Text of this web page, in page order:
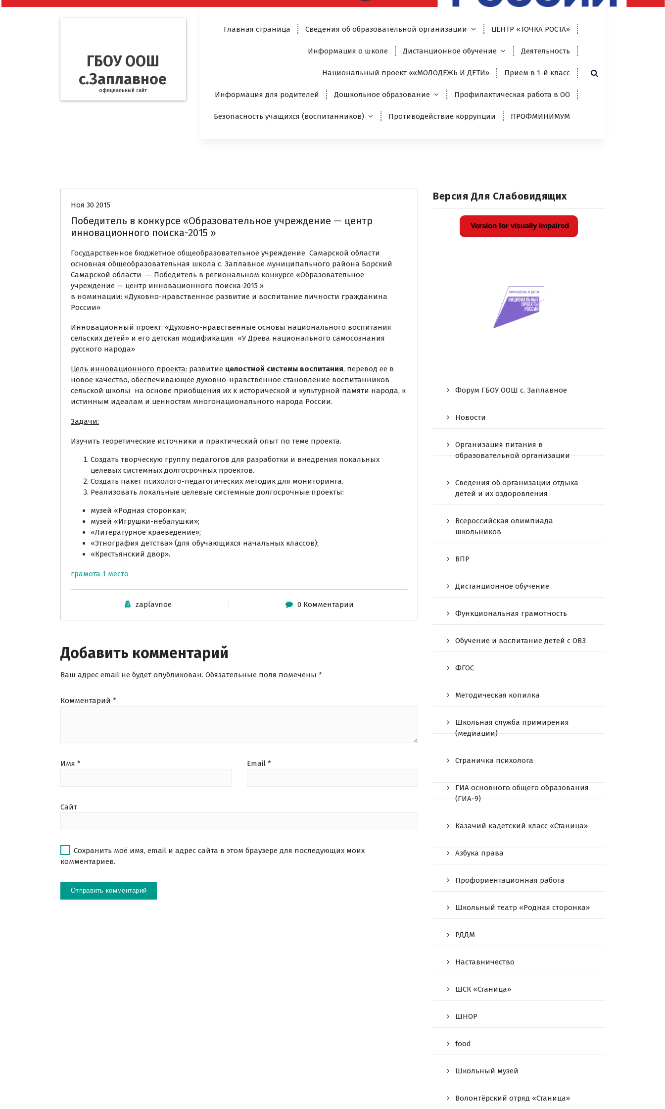
ГБОУ ООШ
с.Заплавное
официальный сайт
Главная страница Сведения об образовательной организации ЦЕНТР «ТОЧКА РОСТА»
Информация о школе Дистанционное обучение Деятельность
Национальный проект ««МОЛОДЁЖЬ И ДЕТИ» Прием в 1-й класс
Информация для родителей Дошкольное образование Профилактическая работа в ОО
Безопасность учащихся (воспитанников) Противодействие коррупции ПРОФМИНИМУМ
Ноя 30 2015
Победитель в конкурсе «Образовательное учреждение — центр
инновационного поиска-2015 »
Государственное бюджетное общеобразовательное учреждение Самарской области
основная общеобразовательная школа с. Заплавное муниципального района Борский
Самарской области — Победитель в региональном конкурсе «Образовательное
учреждение — центр инновационного поиска-2015 »
в номинации: «Духовно-нравственное развитие и воспитание личности гражданина
России»
Инновационный проект: «Духовно-нравственные основы национального воспитания
сельских детей» и его детская модификация «У Древа национального самосознания
русского народа»
Цель инновационного проекта: развитие целостной системы воспитания, перевод ее в
новое качество, обеспечивающее духовно-нравственное становление воспитанников
сельской школы на основе приобщения их к исторической и культурной памяти народа, к
истинным идеалам и ценностям многонационального народа России.
Задачи:
Изучить теоретические источники и практический опыт по теме проекта.
Создать творческую группу педагогов для разработки и внедрения локальных
целевых системных долгосрочных проектов.
Создать пакет психолого-педагогических методик для мониторинга.
Реализовать локальные целевые системные долгосрочные проекты:
музей «Родная сторонка»;
музей «Игрушки-небалушки»;
«Литературное краеведение»;
«Этнография детства» (для обучающихся начальных классов);
«Крестьянский двор».
грамота 1 место
zaplavnoe 0 Комментарии
Добавить комментарий
Ваш адрес email не будет опубликован. Обязательные поля помечены *
Комментарий *
Имя * Email *
Сайт
Сохранить моё имя, email и адрес сайта в этом браузере для последующих моих
комментариев.
Версия Для Слабовидящих
Version for visually impaired
Форум ГБОУ ООШ c. Заплавное
Новости
Организация питания в
образовательной организации
Сведения об организации отдыха
детей и их оздоровления
Всероссийская олимпиада
школьников
ВПР
Дистанционное обучение
Функциональная грамотность
Обучение и воспитание детей с ОВЗ
ФГОС
Методическая копилка
Школьная служба примирения
(медиации)
Страничка психолога
ГИА основного общего образования
(ГИА-9)
Казачий кадетский класс «Станица»
Азбука права
Профориентационная работа
Школьный театр «Родная сторонка»
РДДМ
Наставничество
ШСК «Станица»
ШНОР
food
Школьный музей
Волонтёрский отряд «Станица»